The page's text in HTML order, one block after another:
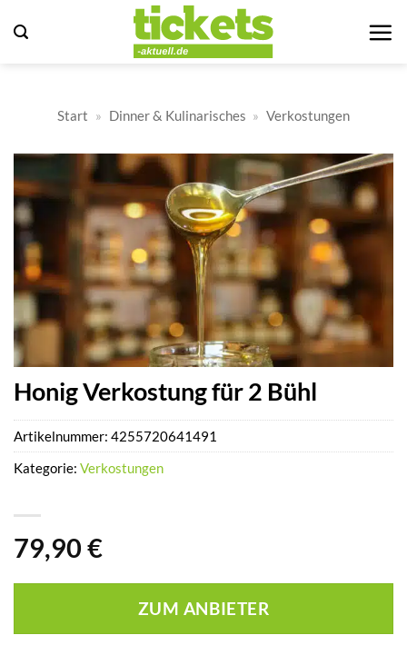
Inhalt
Start » Dinner & Kulinarisches » Verkostungen
Honig Verkostung für 2 Bühl
79,90 €
ZUM ANBIETER
Artikelnummer: 4255720641491
Kategorie: Verkostungen